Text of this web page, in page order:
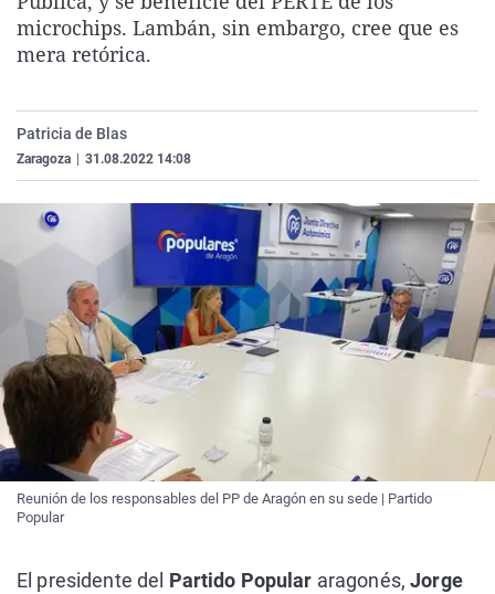
microchips. Lambán, sin embargo, cree que es
mera retórica.
Patricia de Blas
Zaragoza 31.08.2022 14:08
Reunión de los responsables del PP de Aragón en su sede | Partido
Popular
El presidente del Partido Popular aragonés, Jorge